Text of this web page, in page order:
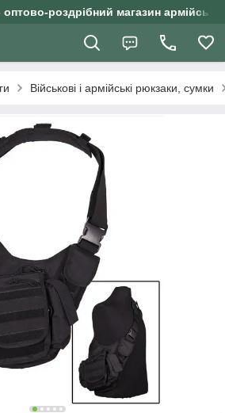
роздрібний магазин
Військові і армійські рюкзаки, сумки